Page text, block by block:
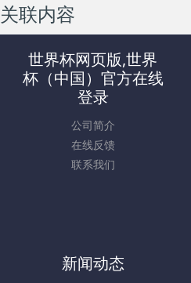
关联内容
世界杯网页版,世界
杯（中国）官方在线
登录
公司简介
在线反馈
联系我们
新闻动态